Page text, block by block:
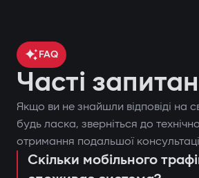
контроль
автомобіля через GPS;
блокування двигуна при
поставити чи зняти
FAQ
Часті
Якщо ви не знайшли відповіді на
будь ласка, зверніться до
отримання подальшої
Скільки мобільного